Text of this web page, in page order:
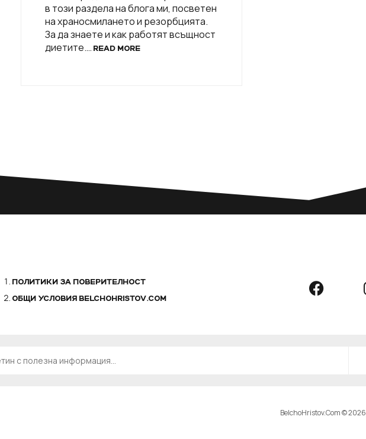
в този раздела на блога ми, посветен
на храносмилането и резорбцията.
За да знаете и как работят всъщност
диетите.…READ MORE
ПОЛИТИКИ ЗА ПОВЕРИТЕЛНОСТ
ОБЩИ УСЛОВИЯ BELCHOHRISTOV.COM
BelchoHristov.Com © 2026